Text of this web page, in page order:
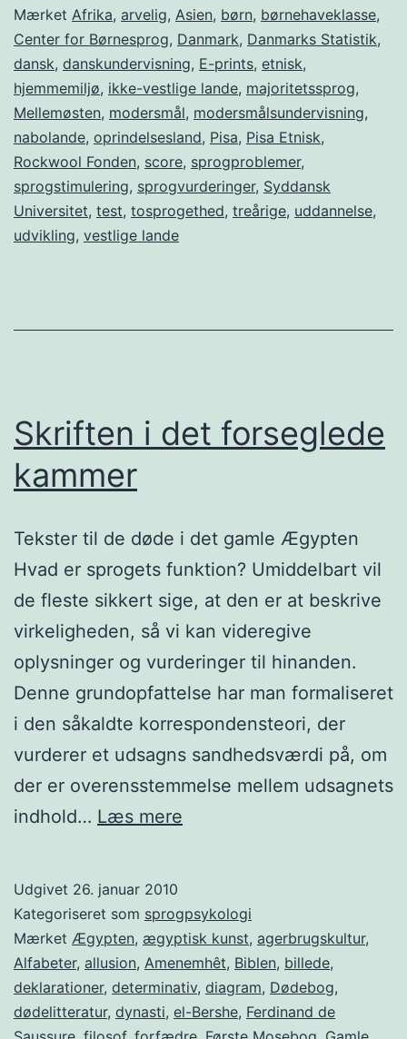
og
uden
sprogproblemer
Mærket Afrika, arvelig, Asien, børn, børnehaveklasse,
Center for Børnesprog, Danmark, Danmarks Statistik,
dansk, danskundervisning, E-prints, etnisk,
hjemmemiljø, ikke-vestlige lande, majoritetssprog,
Mellemøsten, modersmål, modersmålsundervisning,
nabolande, oprindelsesland, Pisa, Pisa Etnisk,
Rockwool Fonden, score, sprogproblemer,
sprogstimulering, sprogvurderinger, Syddansk
Universitet, test, tosprogethed, treårige, uddannelse,
udvikling, vestlige lande
Skriften i det forseglede
kammer
Tekster til de døde i det gamle Ægypten
Hvad er sprogets funktion? Umiddelbart vil
de fleste sikkert sige, at den er at beskrive
virkeligheden, så vi kan videregive
oplysninger og vurderinger til hinanden.
Denne grundopfattelse har man formaliseret
i den såkaldte korrespondensteori, der
vurderer et udsagns sandhedsværdi på, om
der er overensstemmelse mellem udsagnets
indhold… Læs mere
forseglede
kammer
Udgivet 26. januar 2010
Kategoriseret som sprogpsykologi
Mærket Ægypten, ægyptisk kunst, agerbrugskultur,
Alfabeter, allusion, Amenemhêt, Biblen, billede,
deklarationer, determinativ, diagram, Dødebog,
dødelitteratur, dynasti, el-Bershe, Ferdinand de